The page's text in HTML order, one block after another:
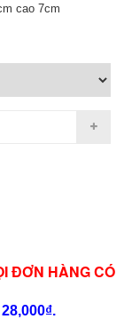
cao 7cm
ĐƠN HÀNG CÓ